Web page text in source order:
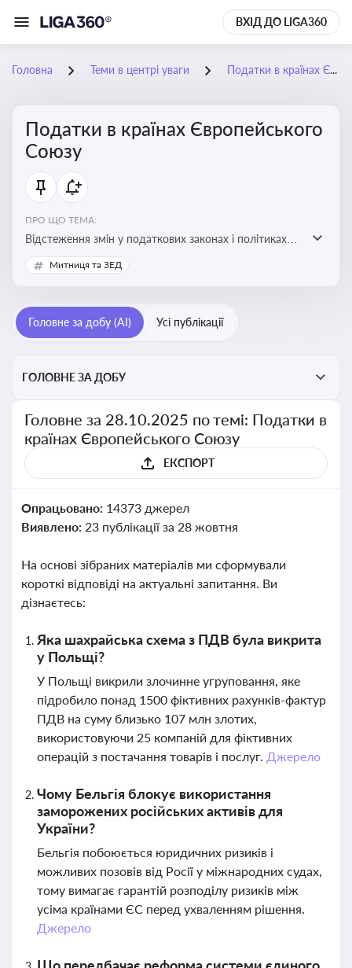
ВХІД ДО LIGA360
Головна Теми в центрі уваги Податки в країнах Європейського Союзу
Податки в країнах Європейського
Союзу
ПРО ЩО ТЕМА:
Відстеження змін у податкових законах і політиках
країн ЄС. Моніторинг кейсів, що впливають на бізнес-
процеси та фінансову звітність
Митниця та ЗЕД
Головне за добу (AI) Усі публікації
ГОЛОВНЕ ЗА ДОБУ
Головне за 28.10.2025 по темі: Податки в
країнах Європейського Союзу
ЕКСПОРТ
Опрацьовано: 14373 джерел
Виявлено: 23 публікації за 28 жовтня
На основі зібраних матеріалів ми сформували
короткі відповіді на актуальні запитання. Ви
дізнаєтесь:
Яка шахрайська схема з ПДВ була викрита
у Польщі?
У Польщі викрили злочинне угруповання, яке
підробило понад 1500 фіктивних рахунків-фактур
ПДВ на суму близько 107 млн злотих,
використовуючи 25 компаній для фіктивних
операцій з постачання товарів і послуг. Джерело
Чому Бельгія блокує використання
заморожених російських активів для
України?
Бельгія побоюється юридичних ризиків і
можливих позовів від Росії у міжнародних судах,
тому вимагає гарантій розподілу ризиків між
усіма країнами ЄС перед ухваленням рішення.
Джерело